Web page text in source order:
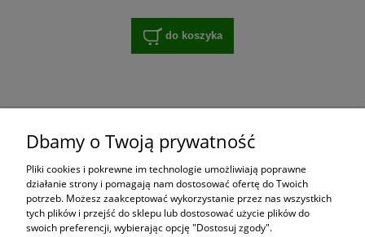
do koszyka
Pomoc
Moje konto
Dbamy o Twoją prywatność
Pliki cookies i pokrewne im technologie umożliwiają poprawne
działanie strony i pomagają nam dostosować ofertę do Twoich
potrzeb. Możesz zaakceptować wykorzystanie przez nas wszystkich
tych plików i przejść do sklepu lub dostosować użycie plików do
swoich preferencji, wybierając opcję "Dostosuj zgody".